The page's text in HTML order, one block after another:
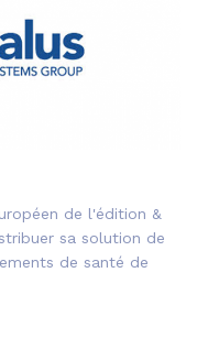
de l'édition &
sa solution de
de santé de